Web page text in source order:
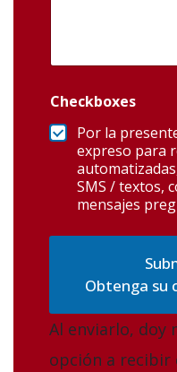
Checkboxes
Por la
expreso para
SMS / textos,
mensajes
Obtenga su
Al enviarlo, doy
opción a recibir